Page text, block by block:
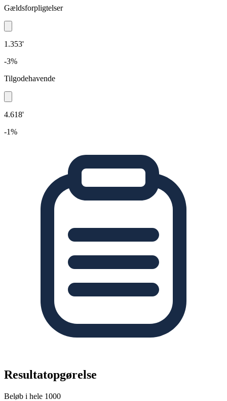
Gældsforpligtelser
1.353'
-3%
Tilgodehavende
4.618'
-1%
Resultatopgørelse
Beløb i hele 1000